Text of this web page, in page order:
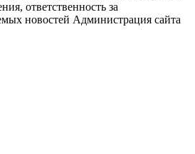
ответственность за
новостей Администрация сайта